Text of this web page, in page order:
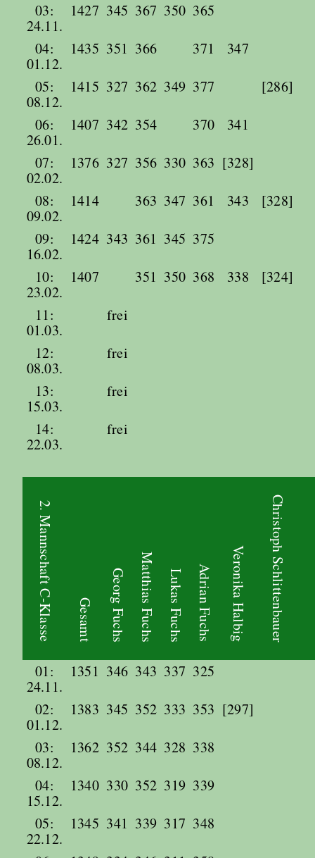
03:
24.11.
1427 345 367 350 365
04:
01.12.
1435 351 366 371
347
05:
08.12.
1415 327 362 349 377
[286]
06:
26.01.
1407 342 354 370
341
07:
02.02.
1376 327 356 330 363 [328]
08:
09.02.
1414 363 347 361 343
[328]
09:
16.02.
1424 343 361 345 375
10:
23.02.
1407 351 350 368 338
[324]
11:
01.03.
frei
12:
08.03.
frei
13:
15.03.
frei
14:
22.03.
frei
2. Mannschaft C-Klasse Gesamt Georg Fuchs Matthias Fuchs Lukas Fuchs Adrian Fuchs Veronika Halbig Christoph Schlittenbauer
01:
24.11.
1351 346 343 337 325
02:
01.12.
1383 345 352 333 353 [297]
03:
08.12.
1362 352 344 328 338
04:
15.12.
1340 330 352 319 339
05:
22.12.
1345 341 339 317 348